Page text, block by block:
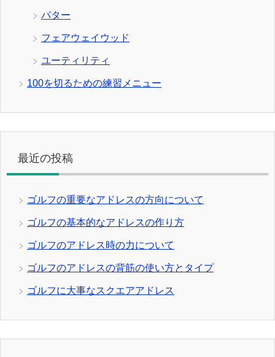
パター
フェアウェイウッド
ユーティリティ
100を切るための練習メニュー
最近の投稿
ゴルフの重要なアドレスの方向について
ゴルフの基本的なアドレスの作り方
ゴルフのアドレス時の力について
ゴルフのアドレスの背筋の使い方とタイプ
ゴルフに大事なスクエアアドレス